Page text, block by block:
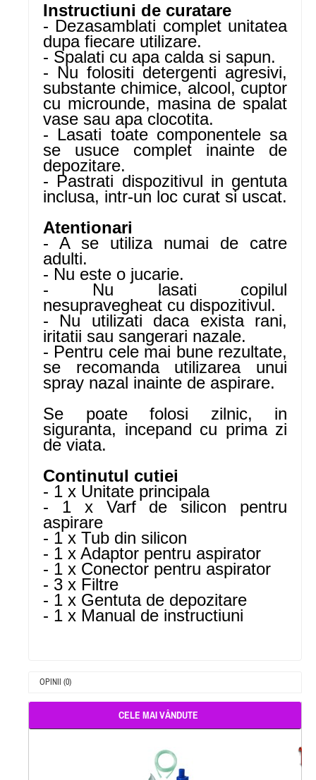
Instructiuni de curatare
- Dezasamblati complet unitatea
dupa fiecare utilizare.
- Spalati cu apa calda si sapun.
- Nu folositi detergenti agresivi,
substante chimice, alcool, cuptor
cu microunde, masina de spalat
vase sau apa clocotita.
- Lasati toate componentele sa
se usuce complet inainte de
depozitare.
- Pastrati dispozitivul in gentuta
inclusa, intr-un loc curat si uscat.
Atentionari
- A se utiliza numai de catre
adulti.
- Nu este o jucarie.
- Nu lasati copilul
nesupravegheat cu dispozitivul.
- Nu utilizati daca exista rani,
iritatii sau sangerari nazale.
- Pentru cele mai bune rezultate,
se recomanda utilizarea unui
spray nazal inainte de aspirare.
Se poate folosi zilnic, in
siguranta, incepand cu prima zi
de viata.
Continutul cutiei
- 1 x Unitate principala
- 1 x Varf de silicon pentru
aspirare
- 1 x Tub din silicon
- 1 x Adaptor pentru aspirator
- 1 x Conector pentru aspirator
- 3 x Filtre
- 1 x Gentuta de depozitare
- 1 x Manual de instructiuni
OPINII (0)
CELE MAI VÂNDUTE